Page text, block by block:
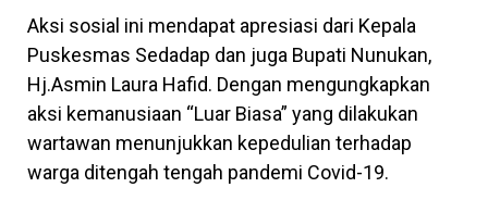
Aksi sosial ini mendapat apresiasi dari Kepala
Puskesmas Sedadap dan juga Bupati Nunukan,
Hj.Asmin Laura Hafid. Dengan mengungkapkan
aksi kemanusiaan “Luar Biasa” yang dilakukan
wartawan menunjukkan kepedulian terhadap
warga ditengah tengah pandemi Covid-19.